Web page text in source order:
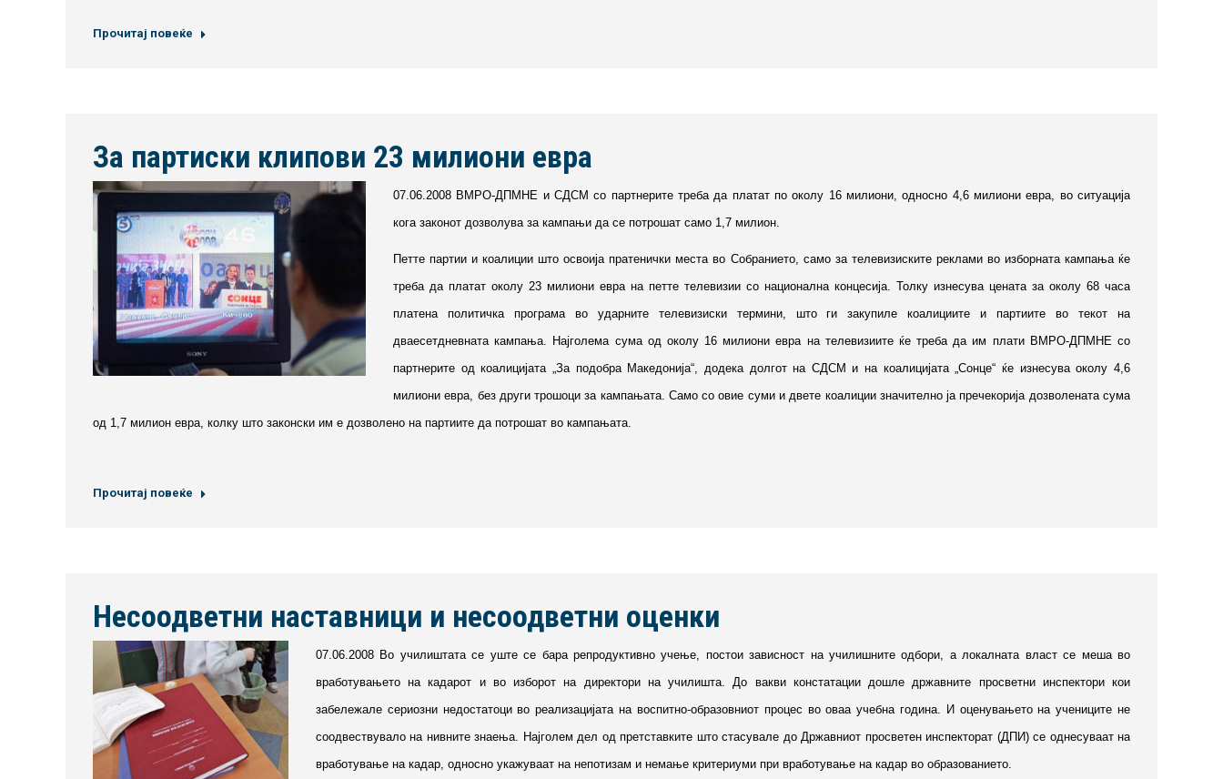
Прочитај повеќе
За партиски клипови 23 милиони евра
07.06.2008 ВМРО-ДПМНЕ и СДСМ со партнерите треба да платат по околу 16 милиони, односно 4,6 милиони евра, во ситуација
кога законот дозволува за кампањи да се потрошат само 1,7 милион.
Петте партии и коалиции што освоија пратенички места во Собранието, само за телевизиските реклами во изборната кампања ќе
треба да платат околу 23 милиони евра на петте телевизии со национална концесија. Толку изнесува цената за околу 68 часа
платена политичка програма во ударните телевизиски термини, што ги закупиле коалициите и партиите во текот на
дваесетдневната кампања. Најголема сума од околу 16 милиони евра на телевизиите ќе треба да им плати ВМРО-ДПМНЕ со
партнерите од коалицијата „За подобра Македонија“, додека долгот на СДСМ и на коалицијата „Сонце“ ќе изнесува околу 4,6
милиони евра, без други трошоци за кампањата. Само со овие суми и двете коалиции значително ја пречекорија дозволената сума
од 1,7 милион евра, колку што законски им е дозволено на партиите да потрошат во кампањата.
Прочитај повеќе
Несоодветни наставници и несоодветни оценки
07.06.2008 Во училиштата се уште се бара репродуктивно учење, постои зависност на училишните одбори, а локалната власт се меша во
вработувањето на кадарот и во изборот на директори на училишта. До вакви констатации дошле државните просветни инспектори кои
забележале сериозни недостатоци во реализацијата на воспитно-образовниот процес во оваа учебна година. И оценувањето на учениците не
соодвествувало на нивните знаења. Најголем дел од претставките што стасувале до Државниот просветен инспекторат (ДПИ) се однесуваат на
вработување на кадар, односно укажуваат на непотизам и немање критериуми при вработување на кадар во образованието.